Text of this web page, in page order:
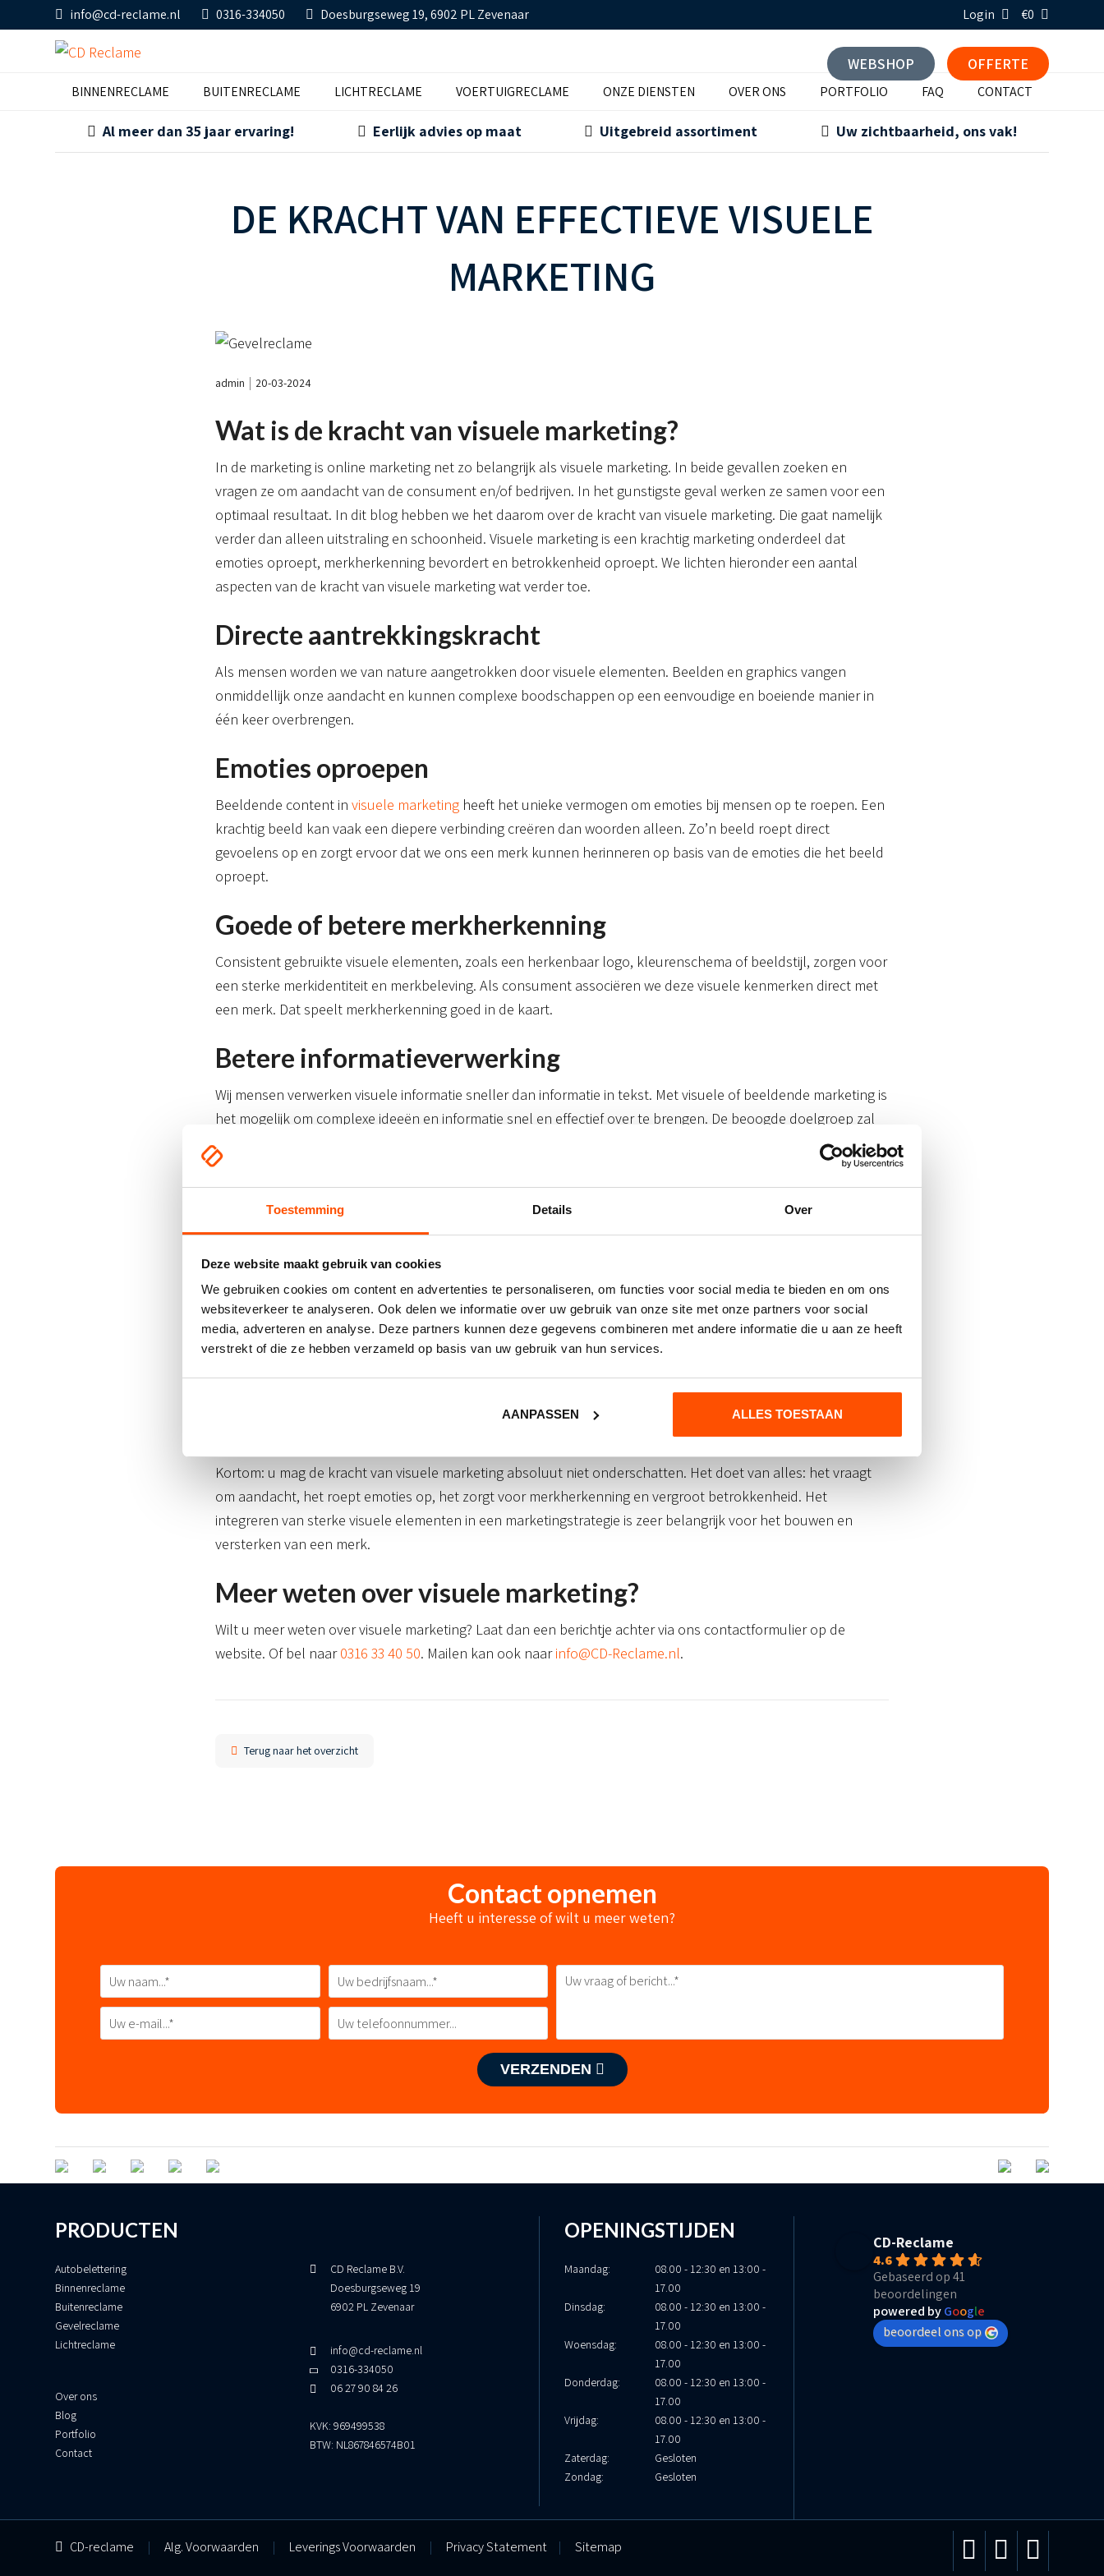
Toestemming Details Over
Deze website maakt gebruik van cookies
We gebruiken cookies om content en advertenties te personaliseren, om functies voor social media te bieden en om ons
websiteverkeer te analyseren. Ook delen we informatie over uw gebruik van onze site met onze partners voor social
media, adverteren en analyse. Deze partners kunnen deze gegevens combineren met andere informatie die u aan ze heeft
verstrekt of die ze hebben verzameld op basis van uw gebruik van hun services.
AANPASSEN ALLES TOESTAAN
info@cd-reclame.nl 0316-334050 Doesburgseweg 19, 6902 PL Zevenaar Login €0
WEBSHOP OFFERTE
BINNENRECLAME BUITENRECLAME LICHTRECLAME VOERTUIGRECLAME ONZE DIENSTEN OVER ONS PORTFOLIO FAQ CONTACT
Al meer dan 35 jaar ervaring! Eerlijk advies op maat Uitgebreid assortiment Uw zichtbaarheid, ons vak!
DE KRACHT VAN EFFECTIEVE VISUELE
MARKETING
20-03-2024
admin
Wat is de kracht van visuele marketing?
In de marketing is online marketing net zo belangrijk als visuele marketing. In beide gevallen zoeken en
vragen ze om aandacht van de consument en/of bedrijven. In het gunstigste geval werken ze samen voor een
optimaal resultaat. In dit blog hebben we het daarom over de kracht van visuele marketing. Die gaat namelijk
verder dan alleen uitstraling en schoonheid. Visuele marketing is een krachtig marketing onderdeel dat
emoties oproept, merkherkenning bevordert en betrokkenheid oproept. We lichten hieronder een aantal
aspecten van de kracht van visuele marketing wat verder toe.
Directe aantrekkingskracht
Als mensen worden we van nature aangetrokken door visuele elementen. Beelden en graphics vangen
onmiddellijk onze aandacht en kunnen complexe boodschappen op een eenvoudige en boeiende manier in
één keer overbrengen.
Emoties oproepen
Beeldende content in visuele marketing heeft het unieke vermogen om emoties bij mensen op te roepen. Een
krachtig beeld kan vaak een diepere verbinding creëren dan woorden alleen. Zo’n beeld roept direct
gevoelens op en zorgt ervoor dat we ons een merk kunnen herinneren op basis van de emoties die het beeld
oproept.
Goede of betere merkherkenning
Consistent gebruikte visuele elementen, zoals een herkenbaar logo, kleurenschema of beeldstijl, zorgen voor
een sterke merkidentiteit en merkbeleving. Als consument associëren we deze visuele kenmerken direct met
een merk. Dat speelt merkherkenning goed in de kaart.
Betere informatieverwerking
Wij mensen verwerken visuele informatie sneller dan informatie in tekst. Met visuele of beeldende marketing is
het mogelijk om complexe ideeën en informatie snel en effectief over te brengen. De beoogde doelgroep zal
een boodschap hierdoor sneller oppikken en begrijpen.
Beeldende marketing is dominant op social media
Op social media platforms als Instagram, Pinterest en TikTok is visuele content de absolute heerser. Dankzij
stimuleren, viraal te gaan en een community op te bouwen rondom een merk.
Veelzijdigheid
Last but not least: visuele marketing is buitengewoon veelzijdig en kan worden gebruikt in diverse vormen.
Denk aan afbeeldingen, video’s, infographics en nog veel meer. Dankzij die veelzijdigheid kunnen marketeers
vrij eenvoudig creatieve en op maat gemaakte content ontwikkelen die aansluit bij verschillende doelgroepen
Kortom: u mag de kracht van visuele marketing absoluut niet onderschatten. Het doet van alles: het vraagt
om aandacht, het roept emoties op, het zorgt voor merkherkenning en vergroot betrokkenheid. Het
integreren van sterke visuele elementen in een marketingstrategie is zeer belangrijk voor het bouwen en
versterken van een merk.
Meer weten over visuele marketing?
Wilt u meer weten over visuele marketing? Laat dan een berichtje achter via ons contactformulier op de
website. Of bel naar0316 33 40 50. Mailen kan ook naarinfo@CD-Reclame.nl.
Terug naar het overzicht
Contact opnemen
Heeft u interesse of wilt u meer weten?
VERZENDEN
PRODUCTEN
Autobelettering
Binnenreclame
Buitenreclame
Gevelreclame
Lichtreclame
Over ons
Blog
Portfolio
Contact
CD Reclame B.V.
Doesburgseweg 19
6902 PL Zevenaar
info@cd-reclame.nl
0316-334050
06 27 90 84 26
KVK: 969499538
BTW: NL867846574B01
OPENINGSTIJDEN
Maandag:
08.00 - 12:30 en 13:00 -
17.00
Dinsdag:
08.00 - 12:30 en 13:00 -
17.00
Woensdag:
08.00 - 12:30 en 13:00 -
17.00
Donderdag:
08.00 - 12:30 en 13:00 -
17.00
Vrijdag:
08.00 - 12:30 en 13:00 -
17.00
Zaterdag:
Gesloten
Zondag:
Gesloten
CD-Reclame
4.6
Gebaseerd op 41
beoordelingen
powered byGoogle
beoordeel ons op
CD-reclame | Alg. Voorwaarden | Leverings Voorwaarden | Privacy Statement | Sitemap